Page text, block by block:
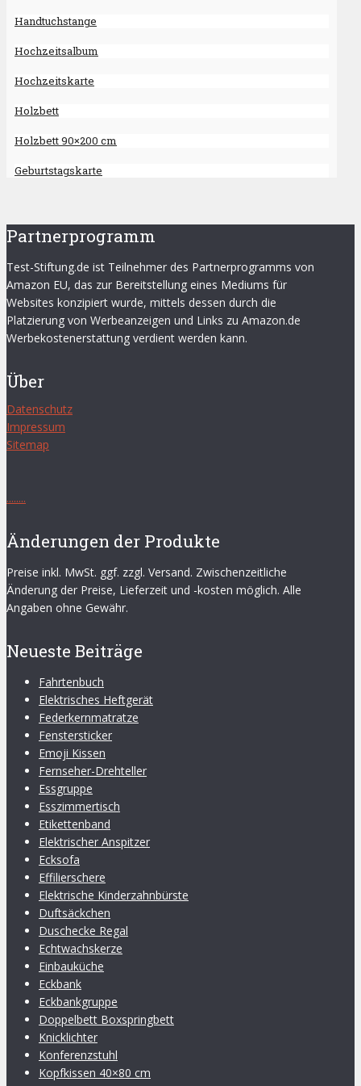
Handtuchstange
Hochzeitsalbum
Hochzeitskarte
Holzbett
Holzbett 90×200 cm
Geburtstagskarte
Partnerprogramm
Test-Stiftung.de ist Teilnehmer des Partnerprogramms von
Amazon EU, das zur Bereitstellung eines Mediums für
Websites konzipiert wurde, mittels dessen durch die
Platzierung von Werbeanzeigen und Links zu Amazon.de
Werbekostenerstattung verdient werden kann.
Über
Datenschutz
Impressum
Sitemap
........
Änderungen der Produkte
Preise inkl. MwSt. ggf. zzgl. Versand. Zwischenzeitliche
Änderung der Preise, Lieferzeit und -kosten möglich. Alle
Angaben ohne Gewähr.
Neueste Beiträge
Fahrtenbuch
Elektrisches Heftgerät
Federkernmatratze
Fenstersticker
Emoji Kissen
Fernseher-Drehteller
Essgruppe
Esszimmertisch
Etikettenband
Elektrischer Anspitzer
Ecksofa
Effilierschere
Elektrische Kinderzahnbürste
Duftsäckchen
Duschecke Regal
Echtwachskerze
Einbauküche
Eckbank
Eckbankgruppe
Doppelbett Boxspringbett
Knicklichter
Konferenzstuhl
Kopfkissen 40×80 cm